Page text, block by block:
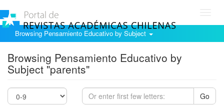
Browsing Pensamiento Educativo by Subject
Browsing Pensamiento Educativo by
Subject "parents"
Go